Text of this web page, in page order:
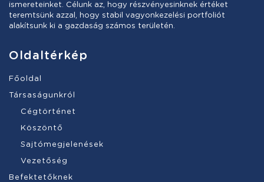
ismereteinket. Célunk az, hogy részvényesinknek értéket
teremtsünk azzal, hogy stabil vagyonkezelési portfoliót
alakítsunk ki a gazdaság számos területén.
Oldaltérkép
Főoldal
Társaságunkról
Cégtörténet
Köszöntő
Sajtómegjelenések
Vezetőség
Befektetőknek